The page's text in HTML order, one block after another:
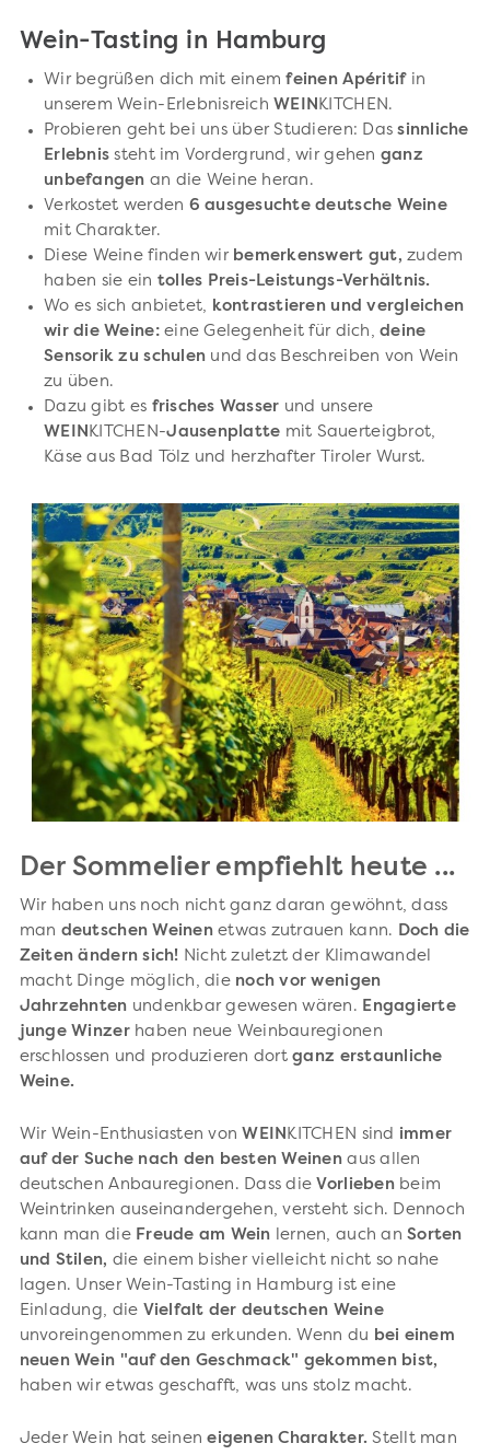
Wein-Tasting in Hamburg
Wir begrüßen dich mit einem feinen Apéritifin
unserem Wein-Erlebnisreich WEIN KITCHEN.
Probieren geht bei uns über Studieren: Dassinnliche
Erlebnis steht im Vordergrund, wir gehen ganz
unbefangen an die Weine heran.
Verkostet werden 6 ausgesuchte deutsche Weine
mit Charakter.
Diese Weine finden wir bemerkenswert gut, zudem
haben sie ein tolles Preis-Leistungs-Verhältnis.
Wo es sich anbietet, kontrastieren und vergleichen
wir die Weine:eine Gelegenheit für dich,deine
Sensorik zu schulen und das Beschreiben von Wein
zu üben.
Dazu gibt es frisches Wasser und unsere
WEIN KITCHEN-Jausenplatte mit Sauerteigbrot,
Käse aus Bad Tölz und herzhafter Tiroler Wurst.
Der Sommelier empfiehlt heute ...
Wir haben uns noch nicht ganz daran gewöhnt, dass
man deutschen Weinenetwas zutrauen kann. Doch die
Zeiten ändern sich! Nicht zuletzt der Klimawandel
macht Dinge möglich, die noch vor wenigen
Jahrzehnten undenkbar gewesen wären. Engagierte
junge Winzerhaben neue Weinbauregionen
erschlossen und produzieren dortganz erstaunliche
Weine.
Wir Wein-Enthusiasten von WEINKITCHEN sind immer
auf der Suche nach den besten Weinen aus allen
deutschen Anbauregionen. Dass die Vorliebenbeim
Weintrinken auseinandergehen, versteht sich. Dennoch
kann man die Freude am Wein lernen, auch anSorten
und Stilen, die einem bisher vielleicht nicht so nahe
lagen. Unser Wein-Tasting in Hamburg ist eine
Einladung, die Vielfalt der deutschen Weine
unvoreingenommen zu erkunden. Wenn du bei einem
neuen Wein "auf den Geschmack" gekommen bist,
haben wir etwas geschafft, was uns stolz macht.
Jeder Wein hat seineneigenen Charakter. Stellt man